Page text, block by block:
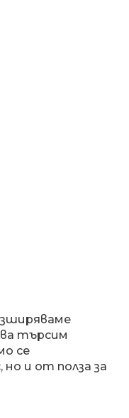
търсим
се
и от полза за